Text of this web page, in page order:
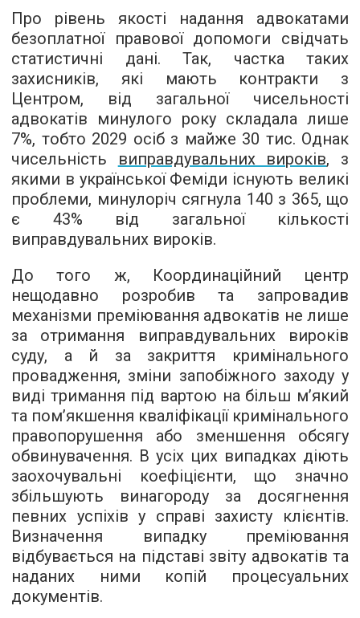
Про рівень якості надання адвокатами
безоплатної правової допомоги свідчать
статистичні дані. Так, частка таких
захисників, які мають контракти з
Центром, від загальної чисельності
адвокатів минулого року складала лише
7%, тобто 2029 осіб з майже 30 тис. Однак
чисельність виправдувальних вироків, з
якими в української Феміди існують великі
проблеми, минулоріч сягнула 140 з 365, що
є 43% від загальної кількості
виправдувальних вироків.
До того ж, Координаційний центр
нещодавно розробив та запровадив
механізми преміювання адвокатів не лише
за отримання виправдувальних вироків
суду, а й за закриття кримінального
провадження, зміни запобіжного заходу у
виді тримання під вартою на більш м’який
та пом’якшення кваліфікації кримінального
правопорушення або зменшення обсягу
обвинувачення. В усіх цих випадках діють
заохочувальні коефіцієнти, що значно
збільшують винагороду за досягнення
певних успіхів у справі захисту клієнтів.
Визначення випадку преміювання
відбувається на підставі звіту адвокатів та
наданих ними копій процесуальних
документів.